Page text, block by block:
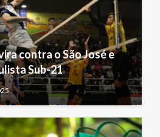
contra o São José e
Sub-21